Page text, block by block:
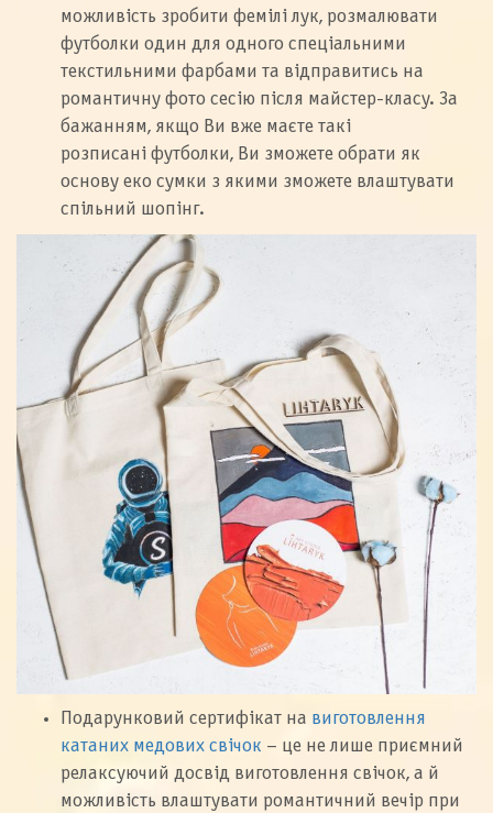
можливість зробити фемілі лук, розмалювати
футболки один для одного спеціальними
текстильними фарбами та відправитись на
романтичну фото сесію після майстер-класу. За
бажанням, якщо Ви вже маєте такі
розписані футболки, Ви зможете обрати як
основу еко сумки з якими зможете влаштувати
спільний шопінг.
Подарунковий сертифікат на виготовлення
катаних медових свічок – це не лише приємний
релаксуючий досвід виготовлення свічок, а й
можливість влаштувати романтичний вечір при